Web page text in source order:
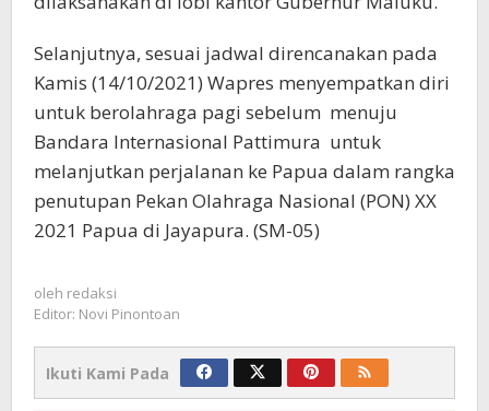
Selanjutnya, sesuai jadwal direncanakan pada
Kamis (14/10/2021) Wapres menyempatkan diri
untuk berolahraga pagi sebelum menuju
Bandara Internasional Pattimura untuk
melanjutkan perjalanan ke Papua dalam rangka
penutupan Pekan Olahraga Nasional (PON) XX
2021 Papua di Jayapura. (SM-05)
oleh redaksi
Editor: Novi Pinontoan
Ikuti Kami Pada